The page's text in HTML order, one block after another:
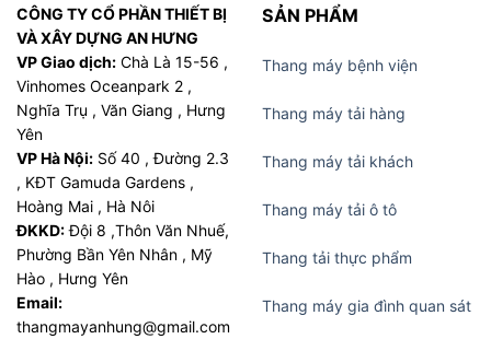
CÔNG TY CỔ PHẦN THIẾT BỊ
VÀ XÂY DỰNG AN HƯNG
VP Giao dịch: Chà Là 15-56 ,
Vinhomes Oceanpark 2 ,
Nghĩa Trụ , Văn Giang , Hưng
Yên
VP Hà Nội: Số 40 , Đường 2.3
, KĐT Gamuda Gardens ,
Hoàng Mai , Hà Nôi
ĐKKD:Đội 8 ,Thôn Văn Nhuế,
Phường Bần Yên Nhân , Mỹ
Hào , Hưng Yên
Email:
thangmayanhung@gmail.com
SẢN PHẨM
Thang máy bệnh viện
Thang máy tải hàng
Thang máy tải khách
Thang máy tải ô tô
Thang tải thực phẩm
Thang máy gia đình quan sát